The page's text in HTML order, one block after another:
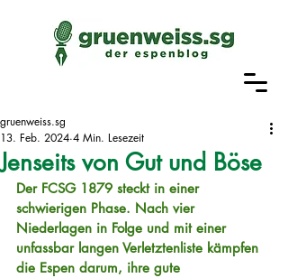
Jenseits von Gut und Böse
gruenweiss.sg
13. Feb. 2024 4 Min. Lesezeit
Der FCSG 1879 steckt in einer
schwierigen Phase. Nach vier
Niederlagen in Folge und mit einer
unfassbar langen Verletztenliste kämpfen
die Espen darum, ihre gute